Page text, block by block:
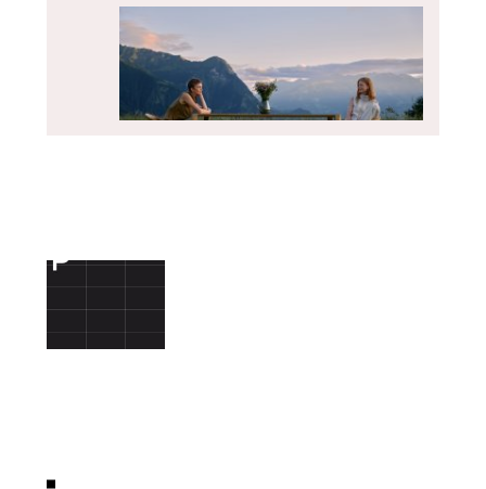
BeOak by Javorina